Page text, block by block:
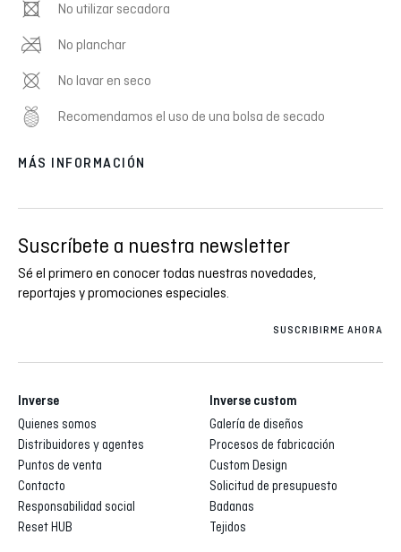
No utilizar secadora
No planchar
No lavar en seco
Recomendamos el uso de una bolsa de secado
MÁS INFORMACIÓN
Suscríbete a nuestra newsletter
Sé el primero en conocer todas nuestras novedades,
reportajes y promociones especiales.
SUSCRIBIRME AHORA
Inverse
Quienes somos
Distribuidores y agentes
Puntos de venta
Contacto
Responsabilidad social
Reset HUB
Inverse custom
Galería de diseños
Procesos de fabricación
Custom Design
Solicitud de presupuesto
Badanas
Tejidos